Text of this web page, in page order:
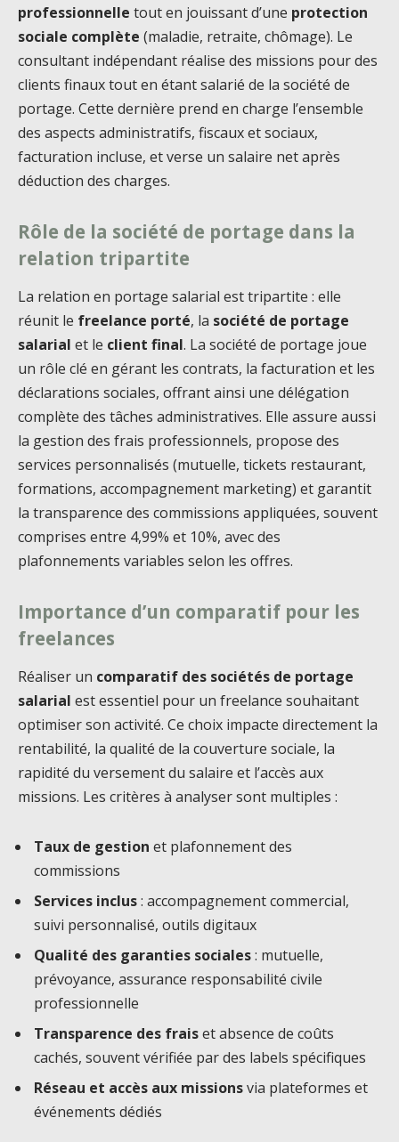
professionnelle tout en jouissant d’une protection
sociale complète (maladie, retraite, chômage). Le
consultant indépendant réalise des missions pour des
clients finaux tout en étant salarié de la société de
portage. Cette dernière prend en charge l’ensemble
des aspects administratifs, fiscaux et sociaux,
facturation incluse, et verse un salaire net après
déduction des charges.
Rôle de la société de portage dans la
relation tripartite
La relation en portage salarial est tripartite : elle
réunit le freelance porté, la société de portage
salarial et le client final. La société de portage joue
un rôle clé en gérant les contrats, la facturation et les
déclarations sociales, offrant ainsi une délégation
complète des tâches administratives. Elle assure aussi
la gestion des frais professionnels, propose des
services personnalisés (mutuelle, tickets restaurant,
formations, accompagnement marketing) et garantit
la transparence des commissions appliquées, souvent
comprises entre 4,99% et 10%, avec des
plafonnements variables selon les offres.
Importance d’un comparatif pour les
freelances
Réaliser un comparatif des sociétés de portage
salarial est essentiel pour un freelance souhaitant
optimiser son activité. Ce choix impacte directement la
rentabilité, la qualité de la couverture sociale, la
rapidité du versement du salaire et l’accès aux
missions. Les critères à analyser sont multiples :
Taux de gestion et plafonnement des
commissions
Services inclus: accompagnement commercial,
suivi personnalisé, outils digitaux
Qualité des garanties sociales: mutuelle,
prévoyance, assurance responsabilité civile
professionnelle
Transparence des fraiset absence de coûts
cachés, souvent vérifiée par des labels spécifiques
Réseau et accès aux missionsvia plateformes et
événements dédiés